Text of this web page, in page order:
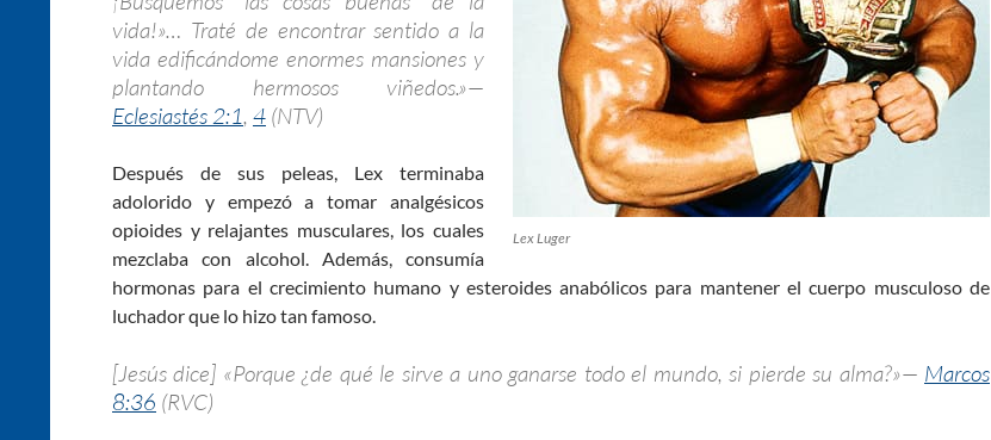
Lex Luger
vida!»… Traté de encontrar sentido a la
vida edificándome enormes mansiones y
plantando hermosos viñedos.»—
Eclesiastés 2:1, 4 (NTV)
Después de sus peleas, Lex terminaba
adolorido y empezó a tomar analgésicos
opioides y relajantes musculares, los cuales
mezclaba con alcohol. Además, consumía
hormonas para el crecimiento humano y esteroides anabólicos para mantener el cuerpo musculoso de
luchador que lo hizo tan famoso.
[Jesús dice] «Porque ¿de qué le sirve a uno ganarse todo el mundo, si pierde su alma?»— Marcos
8:36 (RVC)